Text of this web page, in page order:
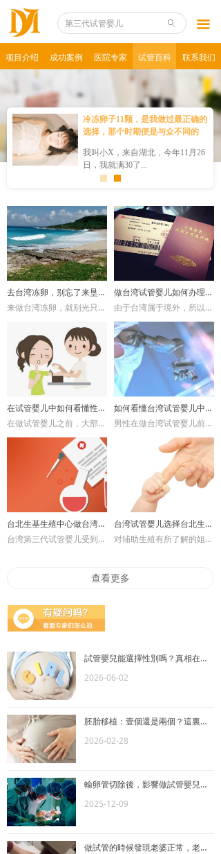
끀
项目介绍
香港试管婴儿
台湾试管婴儿
泰国试管婴儿
美国试管婴儿
俄罗斯试管婴儿
第三代试管婴儿
项目介绍 成功案例 医院专家 试管百科 联系我们
ꄙ
冷冻卵子11颗，是我做过最正确的
选择，那个时期便是与众不同的
我叫小X，来自湖北，今年11月26
日，我就满30了...
去台湾冻卵，别忘了来垦丁的公园看看！
来做台湾冻卵，就别光只是在台中、台北待着！垦丁位于台湾本岛的最南端，很多人把垦丁称之为台湾的“天涯海角”，你来到垦丁，一定能收获到更多不同于台中、台北的美丽。
做台湾试管婴儿如何办理入台证件？
由于台湾属于境外，所以试管夫妇在准备做台湾试管婴儿的时候，免不了要提前准备好入台的证件，以免耽误试管婴儿的治疗周期。
在试管婴儿中如何看懂性激素六项报告？
在做试管婴儿之前，大部分不孕夫妇都需要通过基础检查了解自身不孕情况。其中性激素六项就是女性的必查项目之一，女性通过检查性激素六项，能大致了解自己的生育水平，
如何看懂台湾试管婴儿中的精液分析报告？
男性在做台湾试管婴儿前，必须要进行的一项身体检查就是精液分析报告，精液分析报告也称精液常规检查。台湾试管婴儿医生可以根据男性的精液分析报告了解是否因为男性精子原因导致不育症，
台北生基生殖中心做台湾第三代试管婴儿注意事项
台湾第三代试管婴儿受到大陆人士的青睐，接受大陆不孕夫妇的家庭到台湾就诊的医院也不在少数，今天，优美国际试管婴儿就跟近期想要到台湾做第三代试管婴儿的不孕夫妇们介绍下，到台北生基生殖中心做台湾第三代试管婴儿注意事项。
台湾试管婴儿选择台北生基生殖中心能做第三代吗？
对辅助生殖有所了解的姐妹们，大都知道试管婴儿分为第一代、第二代、第三代。这一分类，并不是仅有大陆地区是这样进行区分的，而是全球有资质实施试管婴儿技术的医院都有分这三类。
查看更多
試管嬰兒能選擇性別嗎？真相在這裏
2026-06-02
胚胎移植：壹個還是兩個？這裏有答案！
2026-02-28
輸卵管切除後，影響做試管嬰兒嗎？
2025-12-09
做試管的時候發現老婆正常，老公精子異常，這時候怎麽辦？